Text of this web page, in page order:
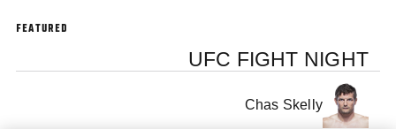
FEATURED
UFC FIGHT NIGHT
Chas Skelly